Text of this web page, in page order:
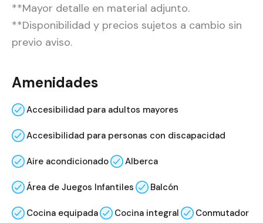
**Mayor detalle en material adjunto.
**Disponibilidad y precios sujetos a cambio sin
previo aviso.
Amenidades
Accesibilidad para adultos mayores
Accesibilidad para personas con discapacidad
Aire acondicionado Alberca
Área de Juegos Infantiles Balcón
Cocina equipada Cocina integral Conmutador